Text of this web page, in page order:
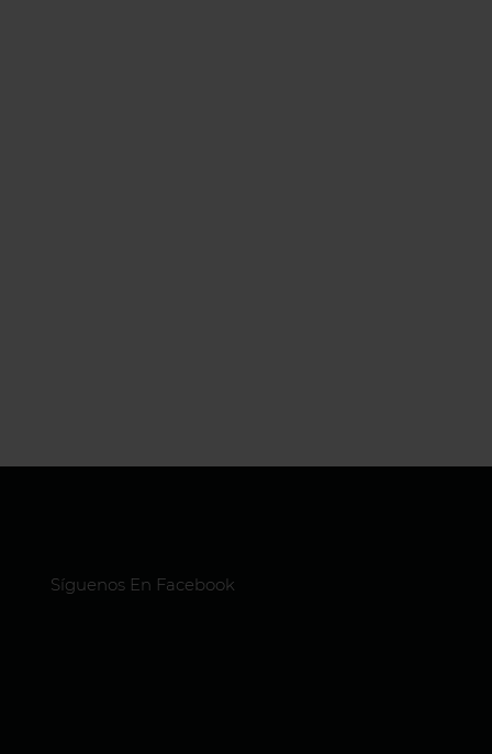
Síguenos En Facebook